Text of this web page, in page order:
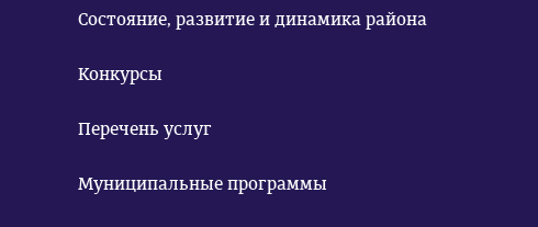
Состояние, развитие и динамика района
Конкурсы
Перечень услуг
Муниципальные программы